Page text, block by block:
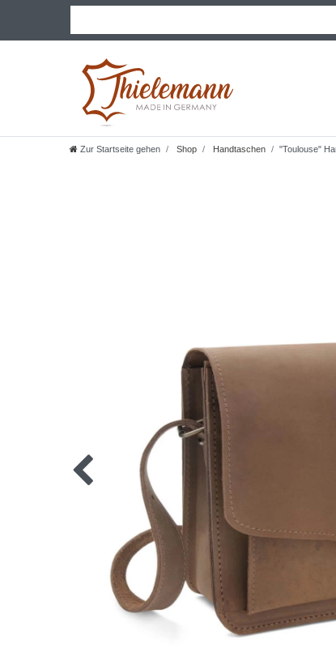
Zur Startseite gehen Shop Handtaschen "Toulouse"